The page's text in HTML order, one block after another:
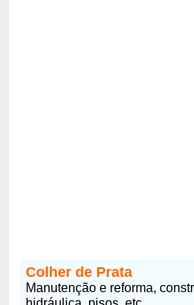
Colher de Prata
Manutenção e reforma,